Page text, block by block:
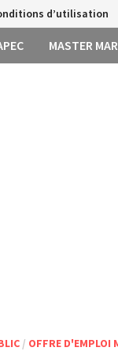
d’utilisation
MASTER
/ OFFRE D'EMPLOI